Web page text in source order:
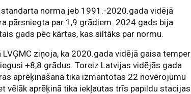
norma jeb 1991.-2020.gada vidējā
pārsniegta par 1,9 grādiem. 2024.gads bija
gads pēc kārtas, kas siltāks par normu.
ziņoja, ka 2020.gada vidējā gaisa
+8,8 grādus. Toreiz Latvijas vidējās gada
aprēķināšanā tika izmantotas 22 novērojumu
vēlāk aprēķinā tika iekļautas trīs papildu